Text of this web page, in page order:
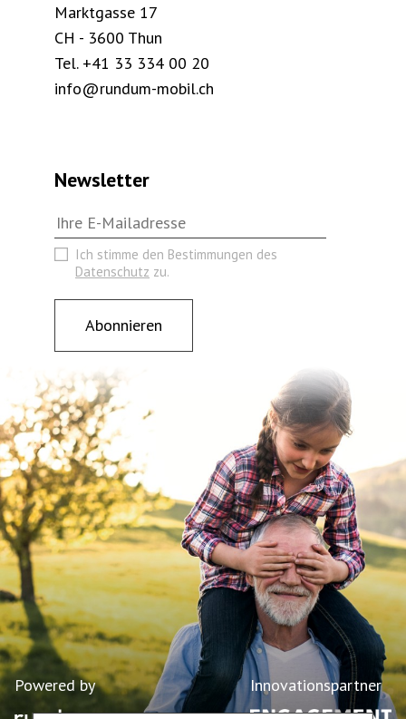
Marktgasse 17
CH - 3600 Thun
Tel. +41 33 334 00 20
info@rundum-mobil.ch
Newsletter
Ich stimme den Bestimmungen des
Datenschutz zu.
Abonnieren
Powered by Innovationspartner